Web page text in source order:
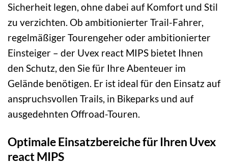
Sicherheit legen, ohne dabei auf Komfort und Stil
zu verzichten. Ob ambitionierter Trail-Fahrer,
regelmäßiger Tourengeher oder ambitionierter
Einsteiger – der Uvex react MIPS bietet Ihnen
den Schutz, den Sie für Ihre Abenteuer im
Gelände benötigen. Er ist ideal für den Einsatz auf
anspruchsvollen Trails, in Bikeparks und auf
ausgedehnten Offroad-Touren.
Optimale Einsatzbereiche für Ihren Uvex
react MIPS